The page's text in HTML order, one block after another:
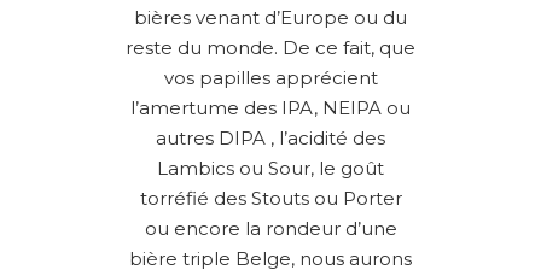
bières venant d’Europe ou du
reste du monde. De ce fait, que
vos papilles apprécient
l’amertume des IPA, NEIPA ou
autres DIPA , l’acidité des
Lambics ou Sour, le goût
torréfié des Stouts ou Porter
ou encore la rondeur d’une
bière triple Belge, nous aurons